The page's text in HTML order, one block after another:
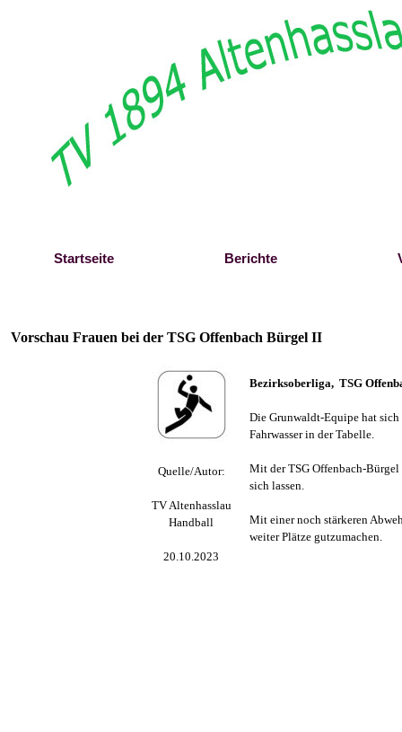
Startseite Berichte
Vorschau Frauen bei der TSG Offenbach Bürgel II
Quelle/Autor:
TV Altenhasslau
Handball
20.10.2023
Bezirksoberliga, TSG
Die Grunwaldt-Equipe hat
Fahrwasser in der Tabelle.
Mit der TSG Offenbach-
sich lassen.
Mit einer noch stärkeren
weiter Plätze gutzumachen.